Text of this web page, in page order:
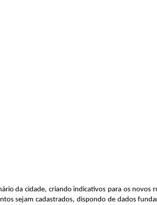
da cidade, criando indicativos para os novos
sejam cadastrados, dispondo de dados